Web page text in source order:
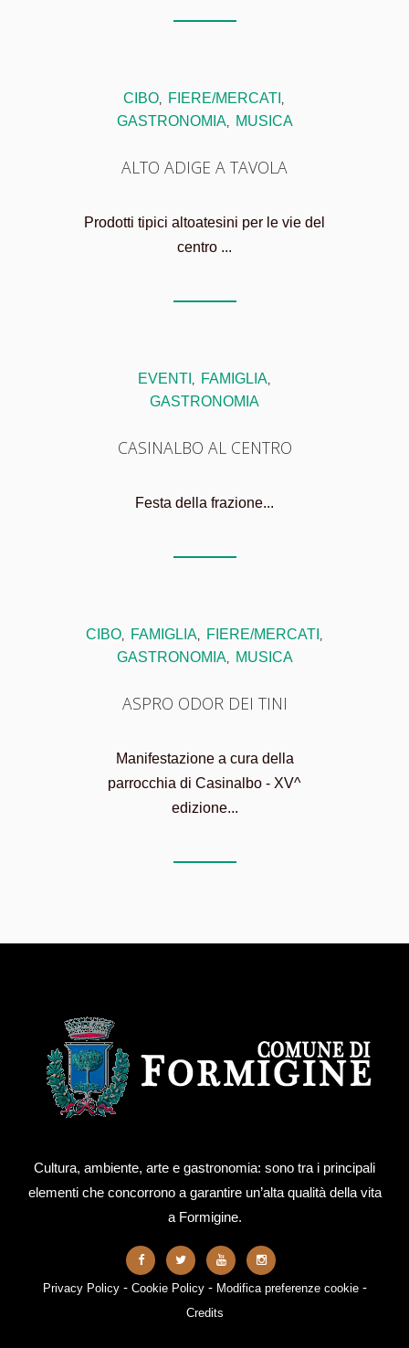
CIBO, FIERE/MERCATI ,
GASTRONOMIA, MUSICA
ALTO ADIGE A TAVOLA
Prodotti tipici altoatesini per le vie del
centro ...
EVENTI , FAMIGLIA,
GASTRONOMIA
CASINALBO AL CENTRO
Festa della frazione...
CIBO, FAMIGLIA, FIERE/MERCATI ,
GASTRONOMIA, MUSICA
ASPRO ODOR DEI TINI
Manifestazione a cura della
parrocchia di Casinalbo - XV^
edizione...
Cultura, ambiente, arte e gastronomia: sono tra i principali
elementi che concorrono a garantire un’alta qualità della vita
a Formigine.
Privacy Policy- Cookie Policy- Modifica preferenze cookie-
Credits